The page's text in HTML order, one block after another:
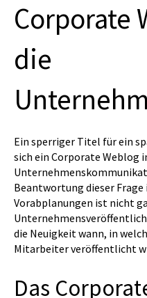
Corporate
die
Ein sperriger Titel für ein
sich ein Corporate Weblog
Beantwortung dieser Frage
Vorabplanungen ist nicht
die Neuigkeit wann, in
Mitarbeiter veröffentlicht
Das